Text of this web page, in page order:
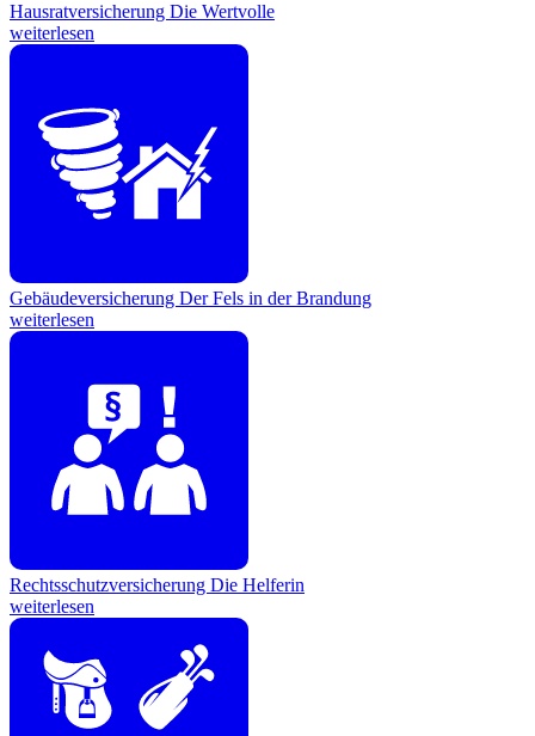
Hausratversicherung Die Wertvolle
weiterlesen
Gebäudeversicherung Der Fels in der Brandung
weiterlesen
Rechtsschutzversicherung Die Helferin
weiterlesen